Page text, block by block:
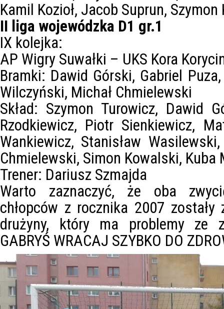
Kamil Kozioł, Jacob Suprun, Szymon
II liga wojewódzka D1 gr.1
IX kolejka:
AP Wigry Suwałki – UKS Kora
Bramki: Dawid Górski, Gabriel
Wilczyński, Michał Chmielewski
Skład: Szymon Turowicz, Dawid
Rzodkiewicz, Piotr Sienkiewicz,
Wankiewicz, Stanisław
Chmielewski, Simon Kowalski, Kuba
Trener: Dariusz Szmajda
Warto zaznaczyć, że oba
chłopców z rocznika 2007
drużyny, który ma problemy ze
GABRYŚ WRACAJ SZYBKO DO